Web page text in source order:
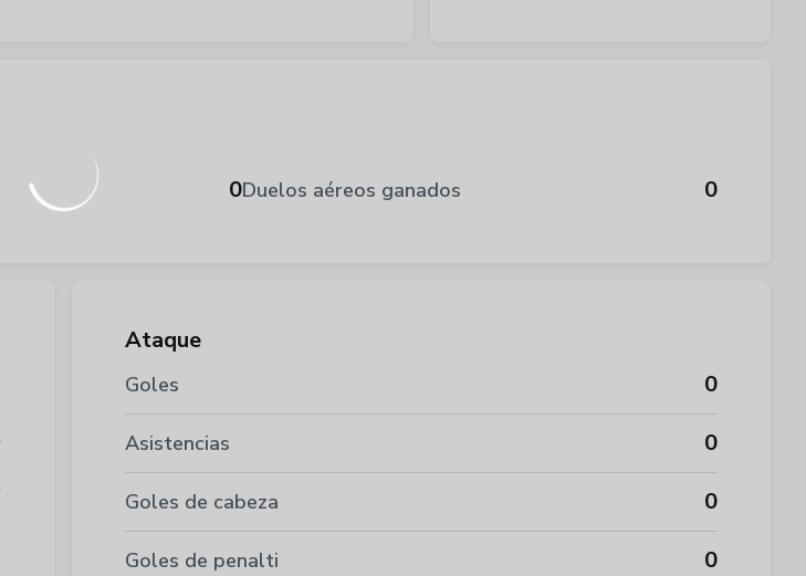
0Duelos aéreos ganados 0
Ataque
Goles 0
Asistencias 0
Goles de cabeza 0
Goles de penalti 0